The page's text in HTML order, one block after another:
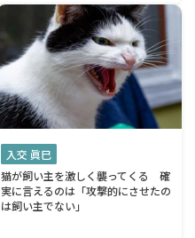
入交 眞巳
猫が飼い主を激しく襲ってくる 確
実に言えるのは「攻撃的にさせたの
は飼い主でない」